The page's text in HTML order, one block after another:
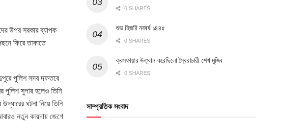
উপর সরকার ব্যাপক
ফিরে তাকাতে
পুলিশ সদর দফতরে
পুলিশ সুপার হলেও তিনি
ঘটনা নিয়ে তিনি
নতুন কায়দায় জেগে
0 SHARES
শুভ হিজরি নববর্ষ ১৪৪৫
0 SHARES
ক্রসফায়ার উত্থান করেছিলো স্বৈরাচারী শেখ মুজিব
0 SHARES
সাম্প্রতিক সংবাদ